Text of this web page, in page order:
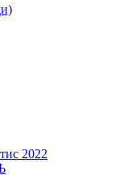
2022